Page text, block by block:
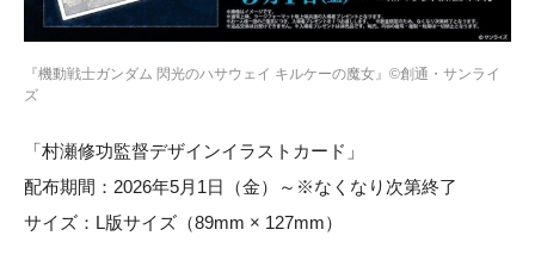
『機動戦士ガンダム 閃光のハサウェイ キルケーの魔女』©創通・サンライ
ズ
「村瀬修功監督デザインイラストカード」
配布期間：2026年5月1日（金）～※なくなり次第終了
サイズ：L版サイズ（89mm × 127mm）